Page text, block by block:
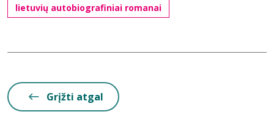
lietuvių autobiografiniai romanai
Grįžti atgal